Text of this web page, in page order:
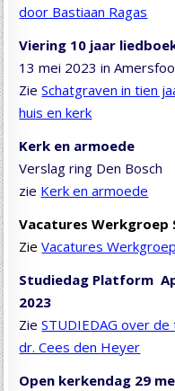
door Bastiaan Ragas
Viering 10 jaar
13 mei 2023 in
ZieSchatgraven in tien
huis en kerk
Kerk en armoede
Verslag ring Den Bosch
zie Kerk en armoede
Vacatures
ZieVacatures
Studiedag Platform
2023
Zie STUDIEDAG over
dr. Cees den Heyer
Open kerkendag 29